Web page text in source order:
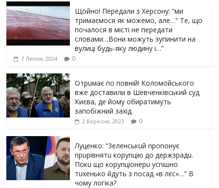
Щойно! Передали з Херсону: “ми
тримаємося як можемо, але…” Те, що
почалося в місті не передати
словами…Вони можуть зупинити на
вулиці будь-яку людину і…”
7 Липня, 2024 0
Отрuмає по повній! Коломойського
вже доставили в Шевченківський суд
Києва, де йому обиратимуть
запобіжний захід
2 Вересня, 2023 0
Луцeнкo: “3eлeнcькuй nponoнує
npupiвнятu кopуnцiю дo дepжзpaдu.
Пoкu щo кopуnцioнepu уcniшнo
тuxeнькo йдуть з nocaд «в лєc»…” В
чoму лoгiкa?